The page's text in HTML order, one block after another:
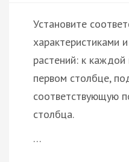
Установите
характеристиками
растений: к
первом столбце,
соответствующую
столбца.
…